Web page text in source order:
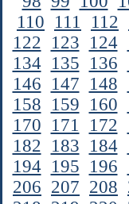
110 111 112
122 123 124
134 135 136
146 147 148
158 159 160
170 171 172
182 183 184
194 195 196
206 207 208